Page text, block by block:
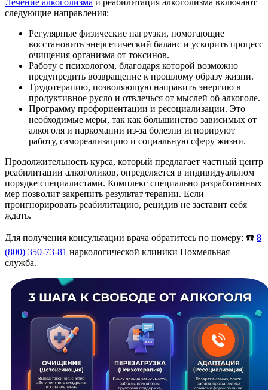
Лечение алкоголизма и реабилитация алкоголизма включают
следующие направления:
Регулярные физические нагрузки, помогающие
восстановить энергетический баланс и ускорить процесс
очищения организма от токсинов.
Работу с психологом, благодаря которой возможно
предупредить возвращение к прошлому образу жизни.
Трудотерапию, позволяющую направить энергию в
продуктивное русло и отвлечься от мыслей об алкоголе.
Программу профориентации и ресоциализации. Это
необходимые меры, так как большинство зависимых от
алкоголя и наркомании из-за болезни игнорируют
работу, самореализацию и социальную сферу жизни.
Продолжительность курса, который предлагает частный центр
реабилитации алкоголиков, определяется в индивидуальном
порядке специалистами. Комплекс специально разработанных
мер позволит закрепить результат терапии. Если
проигнорировать реабилитацию, рецидив не заставит себя
ждать.
Для получения консультации врача обратитесь по номеру: ☎️ 8
(800) 350-73-81 наркологической клиники Похмельная
служба.